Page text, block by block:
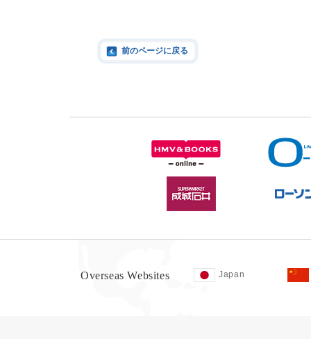
前のページに戻る
Overseas Websites Japan